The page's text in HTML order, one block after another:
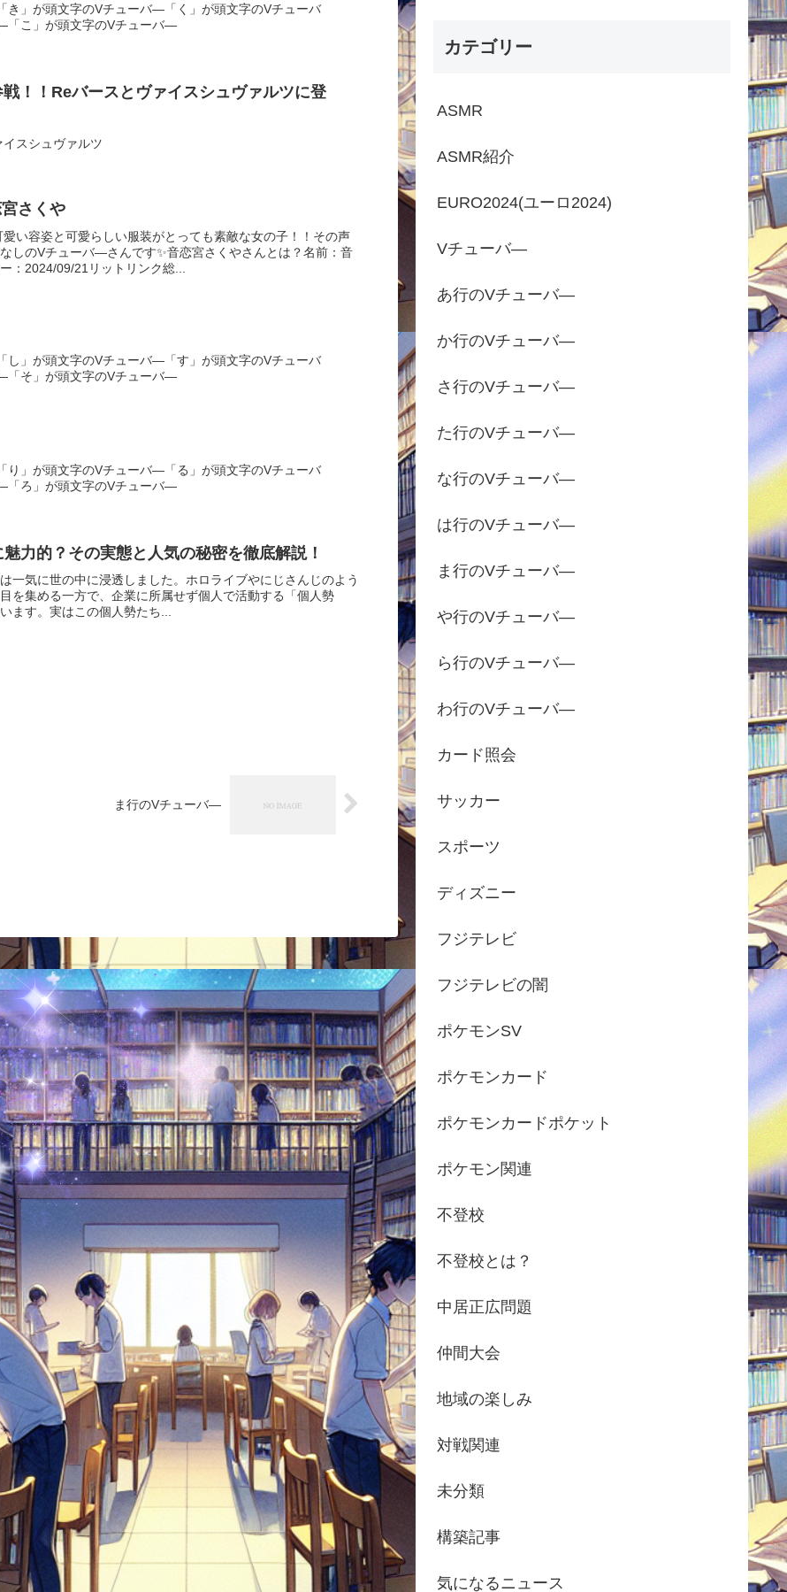
き」が頭文字のVチューバ―「く」が頭文字のVチューバ
こ」が頭文字のVチューバ―
！！Reバースとヴァイスシュヴァルツに登
スシュヴァルツ
さくや
い容姿と可愛らしい服装がとっても素敵な女の子！！その声
しのVチューバ―さんです✨音恋宮さくやさんとは？名前：音
：2024/09/21リットリンク総...
し」が頭文字のVチューバ―「す」が頭文字のVチューバ
そ」が頭文字のVチューバ―
り」が頭文字のVチューバ―「る」が頭文字のVチューバ
ろ」が頭文字のVチューバ―
力的？その実態と人気の秘密を徹底解説！
一気に世の中に浸透しました。ホロライブやにじさんじのよう
を集める一方で、企業に所属せず個人で活動する「個人勢
ます。実はこの個人勢たち...
ま行のVチューバ―
カテゴリー
ASMR
ASMR紹介
EURO2024(ユーロ2024)
Vチューバ―
あ行のVチューバ―
か行のVチューバ―
さ行のVチューバ―
た行のVチューバ―
な行のVチューバ―
は行のVチューバ―
ま行のVチューバ―
や行のVチューバ―
ら行のVチューバ―
わ行のVチューバ―
カード照会
サッカー
スポーツ
ディズニー
フジテレビ
フジテレビの闇
ポケモンSV
ポケモンカード
ポケモンカードポケット
ポケモン関連
不登校
不登校とは？
中居正広問題
仲間大会
地域の楽しみ
対戦関連
未分類
構築記事
気になるニュース